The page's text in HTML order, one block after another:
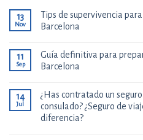
13
Nov
Tips de supervivencia
Barcelona
11
Sep
Guía definitiva para
Barcelona
14
Jul
¿Has contratado un
consulado? ¿Seguro de
diferencia?